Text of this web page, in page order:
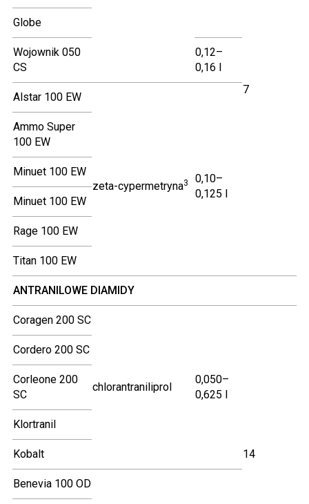
7
Globe
Wojownik 050
CS
0,12–
0,16 l
Alstar 100 EW
zeta-cypermetryna3
0,10–
0,125 l
Ammo Super
100 EW
Minuet 100 EW
Minuet 100 EW
Rage 100 EW
Titan 100 EW
ANTRANILOWE DIAMIDY
Coragen 200 SC
chlorantraniliprol
0,050–
0,625 l
14
Cordero 200 SC
Corleone 200
SC
Klortranil
Kobalt
Benevia 100 OD